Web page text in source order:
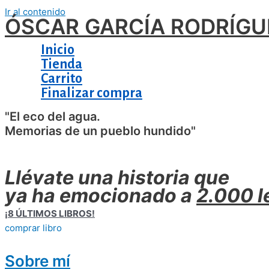
Ir al contenido
ÓSCAR GARCÍA
Inicio
Tienda
Carrito
Finalizar compra
"El eco del agua.
Memorias de un pueblo hundido"
Llévate una historia que
ya ha emocionado a 2.000
¡8 ÚLTIMOS LIBROS!
comprar libro
Sobre mí